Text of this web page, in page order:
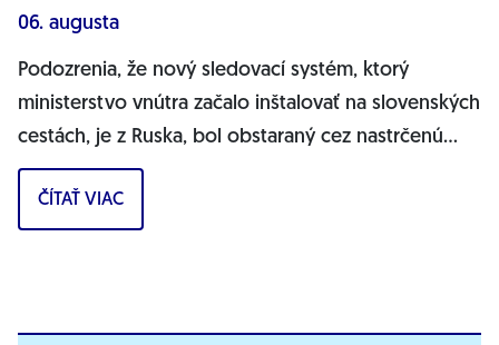
06. augusta
Podozrenia, že nový sledovací systém, ktorý
ministerstvo vnútra začalo inštalovať na slovenských
cestách, je z Ruska, bol obstaraný cez nastrčenú
firmu a môže ohrozovať bezpečnosť...
ČÍTAŤ VIAC